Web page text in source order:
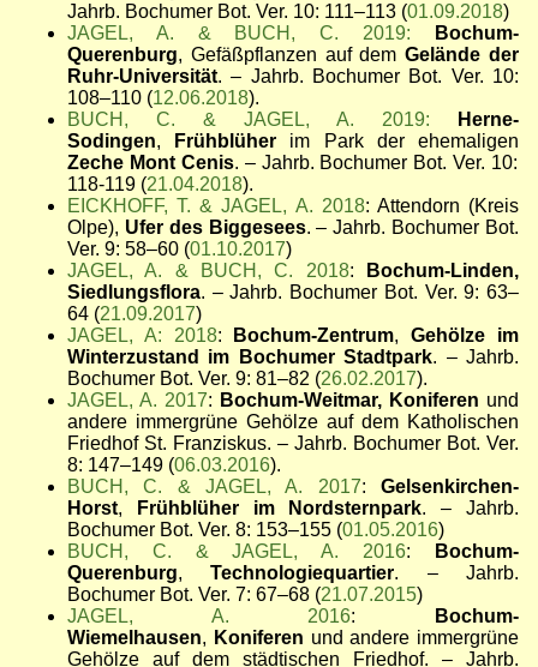
Jahrb. Bochumer Bot. Ver. 10: 111–113 (01.09.2018)
JAGEL, A. & BUCH, C. 2019:
Bochum-
Querenburg, Gefäßpflanzen auf demGelände der
Ruhr-Universität. – Jahrb. Bochumer Bot. Ver. 10:
108–110 (12.06.2018).
BUCH, C. & JAGEL, A. 2019:
Herne-
Sodingen, Frühblüher im Park der ehemaligen
Zeche Mont Cenis. – Jahrb. Bochumer Bot. Ver. 10:
118-119 (21.04.2018).
EICKHOFF, T. & JAGEL, A. 2018: Attendorn (Kreis
Olpe), Ufer des Biggesees. – Jahrb. Bochumer Bot.
Ver. 9: 58–60 (01.10.2017)
JAGEL, A. & BUCH, C. 2018:
Bochum-Linden,
Siedlungsflora. – Jahrb. Bochumer Bot. Ver. 9: 63–
64 (21.09.2017)
JAGEL, A: 2018: Bochum-Zentrum,Gehölze im
Winterzustand im Bochumer Stadtpark. – Jahrb.
Bochumer Bot. Ver. 9: 81–82 (26.02.2017).
JAGEL, A. 2017: Bochum-Weitmar, Koniferen und
andere immergrüne Gehölze auf dem Katholischen
Friedhof St. Franziskus. – Jahrb. Bochumer Bot. Ver.
8: 147–149 (06.03.2016).
BUCH, C. & JAGEL, A. 2017:Gelsenkirchen-
Horst, Frühblüher im Nordsternpark. – Jahrb.
Bochumer Bot. Ver. 8: 153–155 (01.05.2016)
BUCH, C. & JAGEL, A. 2016:
Bochum-
Querenburg,Technologiequartier. – Jahrb.
Bochumer Bot. Ver. 7: 67–68 (21.07.2015)
JAGEL, A. 2016:
Bochum-
Wiemelhausen, Koniferen und andere immergrüne
Gehölze
auf dem städtischen Friedhof. – Jahrb.